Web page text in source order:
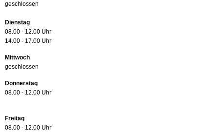
geschlossen
Dienstag
08.00 - 12.00 Uhr
14.00 - 17.00 Uhr
Mittwoch
geschlossen
Donnerstag
08.00 - 12.00 Uhr
Freitag
08.00 - 12.00 Uhr